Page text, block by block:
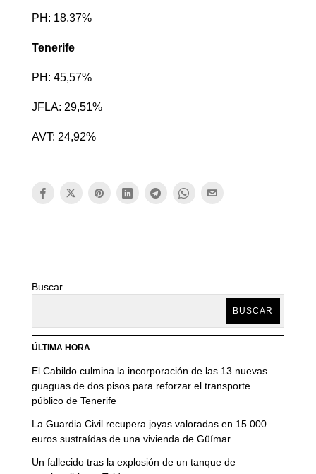
PH: 18,37%
Tenerife
PH: 45,57%
JFLA: 29,51%
AVT: 24,92%
Buscar
BUSCAR
ÚLTIMA HORA
El Cabildo culmina la incorporación de las 13 nuevas
guaguas de dos pisos para reforzar el transporte
público de Tenerife
La Guardia Civil recupera joyas valoradas en 15.000
euros sustraídas de una vivienda de Güímar
Un fallecido tras la explosión de un tanque de